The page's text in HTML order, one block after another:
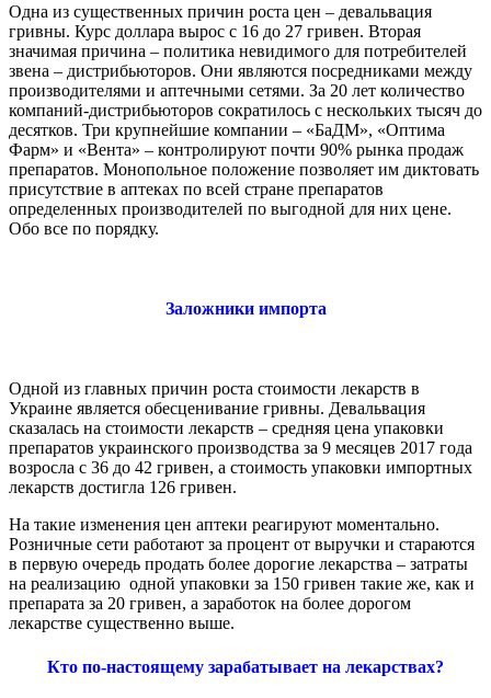
Одна из существенных причин роста цен – девальвация
гривны. Курс доллара вырос с 16 до 27 гривен. Вторая
значимая причина – политика невидимого для потребителей
звена – дистрибьюторов. Они являются посредниками между
производителями и аптечными сетями. За 20 лет количество
компаний-дистрибьюторов сократилось с нескольких тысяч до
десятков. Три крупнейшие компании – «БаДМ», «Оптима
Фарм» и «Вента» – контролируют почти 90% рынка продаж
препаратов. Монопольное положение позволяет им диктовать
присутствие в аптеках по всей стране препаратов
определенных производителей по выгодной для них цене.
Обо все по порядку.
Заложники импорта
Одной из главных причин роста стоимости лекарств в
Украине является обесценивание гривны. Девальвация
сказалась на стоимости лекарств – средняя цена упаковки
препаратов украинского производства за 9 месяцев 2017 года
возросла с 36 до 42 гривен, а стоимость упаковки импортных
лекарств достигла 126 гривен.
На такие изменения цен аптеки реагируют моментально.
Розничные сети работают за процент от выручки и стараются
в первую очередь продать более дорогие лекарства – затраты
на реализацию одной упаковки за 150 гривен такие же, как и
препарата за 20 гривен, а заработок на более дорогом
лекарстве существенно выше.
Кто по-настоящему зарабатывает на лекарствах?